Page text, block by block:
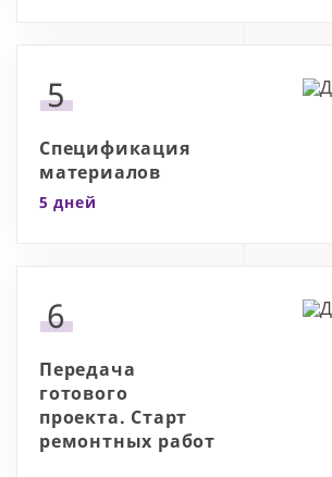
6
Передача
готового
проекта. Старт
ремонтных работ
5
Спецификация
материалов
5 дней